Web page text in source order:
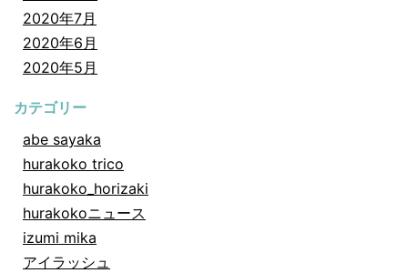
2020年7月
2020年6月
2020年5月
カテゴリー
abe sayaka
hurakoko trico
hurakoko_horizaki
hurakokoニュース
izumi mika
アイラッシュ